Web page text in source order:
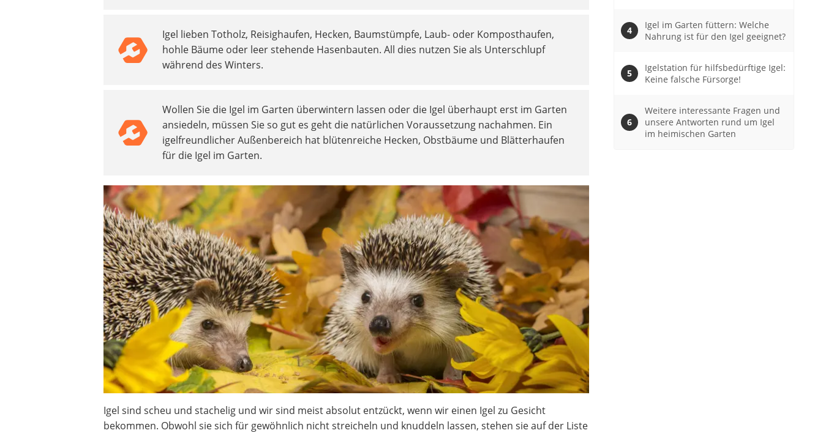
Igel lieben Totholz, Reisighaufen, Hecken, Baumstümpfe, Laub- oder Komposthaufen,
hohle Bäume oder leer stehende Hasenbauten. All dies nutzen Sie als Unterschlupf
während des Winters.
Wollen Sie die Igel im Garten überwintern lassen oder die Igel überhaupt erst im Garten
ansiedeln, müssen Sie so gut es geht die natürlichen Voraussetzung nachahmen. Ein
igelfreundlicher Außenbereich hat blütenreiche Hecken, Obstbäume und Blätterhaufen
für die Igel im Garten.
Igel sind scheu und stachelig und wir sind meist absolut entzückt, wenn wir einen Igel zu Gesicht
bekommen. Obwohl sie sich für gewöhnlich nicht streicheln und knuddeln lassen, stehen sie auf der Liste
Igel im Garten füttern: Welche
Nahrung ist für den Igel geeignet?
Igelstation für hilfsbedürftige Igel:
Keine falsche Fürsorge!
Weitere interessante Fragen und
unsere Antworten rund um Igel
im heimischen Garten